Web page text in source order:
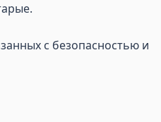
с безопасностью и